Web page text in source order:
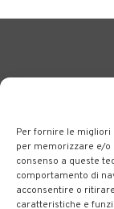
Per fornire le migliori
per memorizzare e/o
consenso a queste
comportamento di
acconsentire o
caratteristiche e
BERGAMO
dedite al